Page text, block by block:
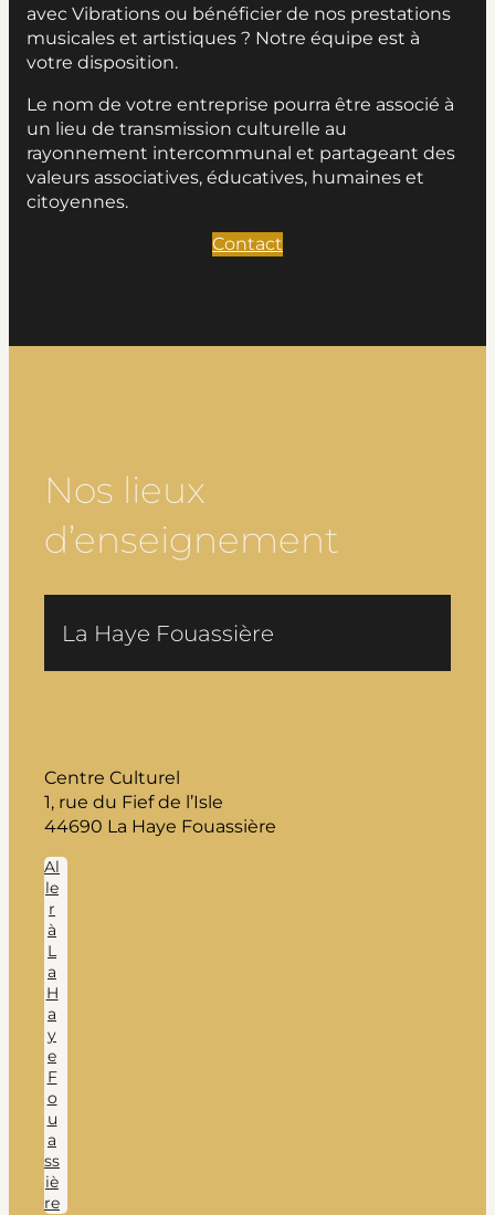
avec Vibrations ou bénéficier de nos prestations
musicales et artistiques ? Notre équipe est à
votre disposition.
Le nom de votre entreprise pourra être associé à
un lieu de transmission culturelle au
rayonnement intercommunal et partageant des
valeurs associatives, éducatives, humaines et
citoyennes.
Contact
Nos lieux
d’enseignement
La Haye Fouassière
Centre Culturel
1, rue du Fief de l’Isle
44690 La Haye Fouassière
Al
le
r
à
L
a
H
a
y
e
F
o
u
a
ss
iè
re